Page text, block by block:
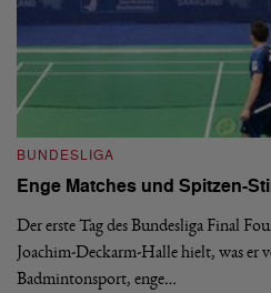
BUNDESLIGA
Enge Matches und Spitzen-
Der erste Tag des Bundesliga Final
Joachim-Deckarm-Halle hielt, was er
Badmintonsport, enge…